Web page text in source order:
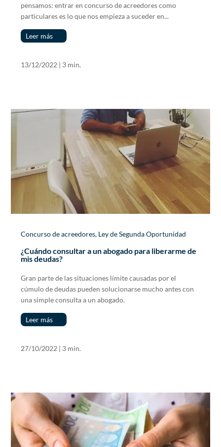
pensamos: entrar en concurso de acreedores como
particulares es lo que nos empieza a suceder en...
Leer más
13/12/2022 | 3 min.
Concurso de acreedores, Ley de Segunda Oportunidad
¿Cuándo consultar a un abogado para liberarme de
mis deudas?
Gran parte de las situaciones límite causadas por el
cúmulo de deudas pueden solucionarse mucho antes con
una simple consulta a un abogado.
Leer más
27/10/2022 | 3 min.